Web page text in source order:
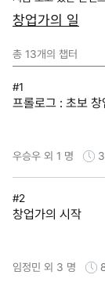
창업가의 일
총 13개의 챕터
#1
프롤로그 : 초보
우승우 외 1 명
#2
창업가의 시작
임정민 외 3 명